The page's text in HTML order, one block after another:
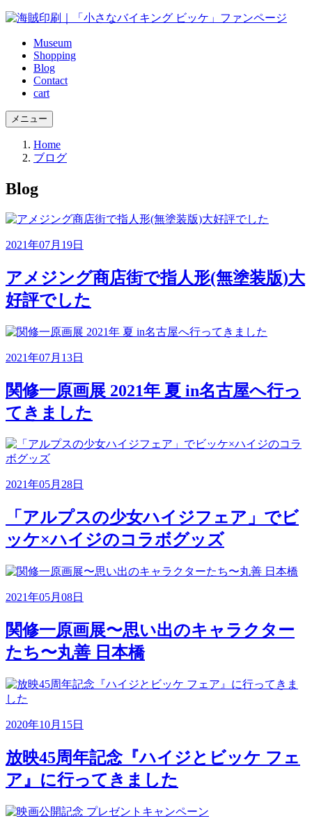
Museum
Shopping
Blog
Contact
cart
メニュー
Home
ブログ
Blog
2021年07月19日
アメジング商店街で指人形(無塗装版)大
好評でした
2021年07月13日
関修一原画展 2021年 夏 in名古屋へ行っ
てきました
2021年05月28日
「アルプスの少女ハイジフェア」でビ
ッケ×ハイジのコラボグッズ
2021年05月08日
関修一原画展〜思い出のキャラクター
たち〜丸善 日本橋
2020年10月15日
放映45周年記念『ハイジとビッケ フェ
ア』に行ってきました